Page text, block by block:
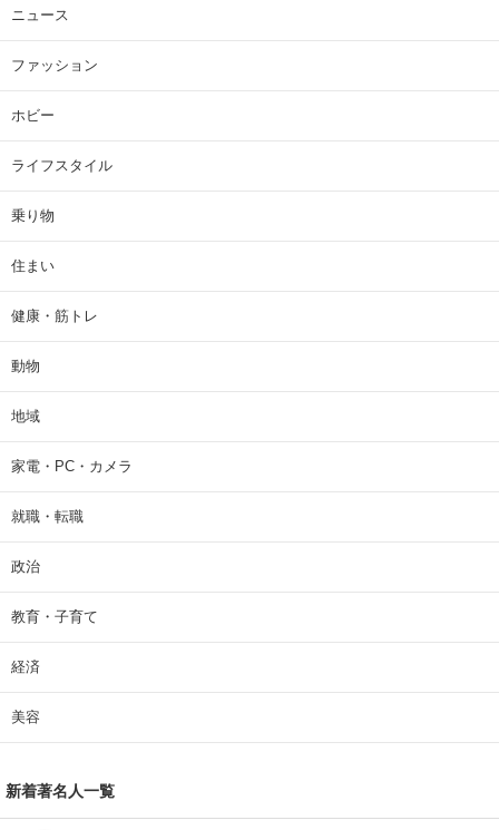
ニュース
ファッション
ホビー
ライフスタイル
乗り物
住まい
健康・筋トレ
動物
地域
家電・PC・カメラ
就職・転職
政治
教育・子育て
経済
美容
新着著名人一覧